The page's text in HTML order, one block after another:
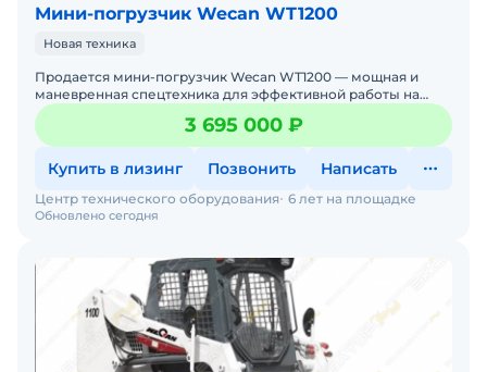
Мини-погрузчик Wecan WT1200
Новая техника
Продается мини-погрузчик Wecan WT1200 — мощная и
маневренная спецтехника для эффективной работы на
стройплощадках, дорогах и в коммунальном хозяйстве.
Если вам
3 695 000 ₽
Купить в лизинг Позвонить Написать
Обновлено сегодня
Центр технического оборудования 6 лет на площадке